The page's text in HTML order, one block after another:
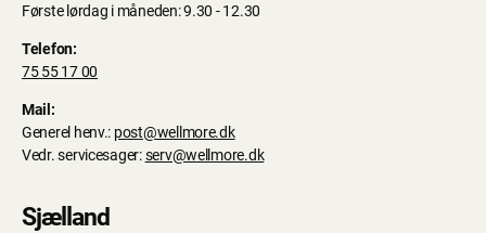
Første lørdag i måneden: 9.30 - 12.30
Telefon:
75 55 17 00
Mail:
Generel henv.: post@wellmore.dk
Vedr. servicesager:serv@wellmore.dk
Sjælland